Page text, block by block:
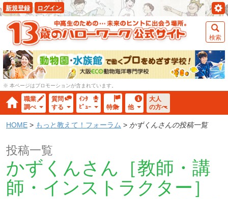
新規登録 ログイン
検索
※ 本ページはプロモーションが含まれています。
職業
調べ
質問
する
ｲﾝﾀ
ﾋﾞｭｰ
特集 他
大人
の方へ
HOME > もっと教えて！フォーラム > かずくんさんの投稿一覧
投稿一覧
かずくんさん［教師・講
師・インストラクター］